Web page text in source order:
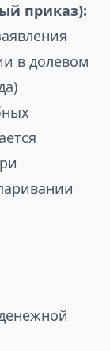
приказ):
в долевом